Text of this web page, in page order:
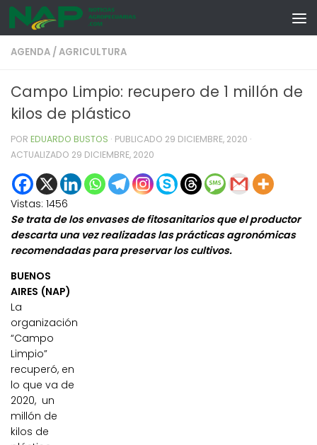
Skip to content
AGENDA /AGRICULTURA
Campo Limpio: recupero de 1 millón de
kilos de plástico
POR EDUARDO BUSTOS · PUBLICADO 29 DICIEMBRE, 2020 ·
ACTUALIZADO 29 DICIEMBRE, 2020
Vistas: 1456
Se trata de los envases de fitosanitarios que el productor
descarta una vez realizadas las prácticas agronómicas
recomendadas para preservar los cultivos.
BUENOS
AIRES (NAP)
La
organización
“Campo
Limpio”
recuperó, en
lo que va de
2020, un
millón de
kilos de